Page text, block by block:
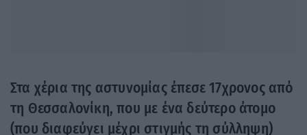
Στα χέρια της αστυνομίας έπεσε 17χρονος από
τη Θεσσαλονίκη, που με ένα δεύτερο άτομο
(που διαφεύγει μέχρι στιγμής τη σύλληψη)